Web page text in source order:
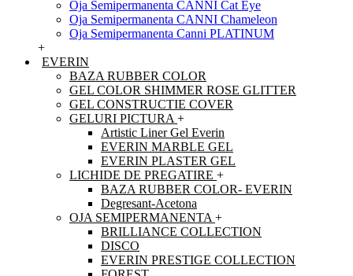
Oja Semipermanenta CANNI Cat Eye
Oja Semipermanenta CANNI Chameleon
Oja Semipermanenta Canni PLATINUM
+
EVERIN
BAZA RUBBER COLOR
GEL COLOR SHIMMER ROSE GLITTER
GEL CONSTRUCTIE COVER
GELURI PICTURA +
Artistic Liner Gel Everin
EVERIN MARBLE GEL
EVERIN PLASTER GEL
LICHIDE DE PREGATIRE +
BAZA RUBBER COLOR- EVERIN
Degresant-Acetona
OJA SEMIPERMANENTA +
BRILLIANCE COLLECTION
DISCO
EVERIN PRESTIGE COLLECTION